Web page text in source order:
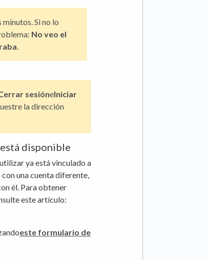
Si no lo
No veo el
sesióneIniciar
la dirección
disponible
ya está vinculado a
una cuenta diferente,
él. Para obtener
este artículo:
este formulario de